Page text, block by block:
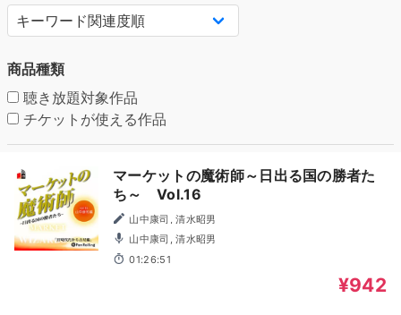
商品種類
聴き放題対象作品
チケットが使える作品
マーケットの魔術師～日出る国の勝者た
ち～ Vol.16
山中康司, 清水昭男
山中康司, 清水昭男
01:26:51
¥942